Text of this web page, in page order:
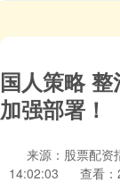
国人策略
加强部署！
来源：股票配资
14:02:03
查看